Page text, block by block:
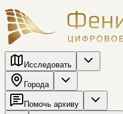
Исследовать
Города
Помочь архиву